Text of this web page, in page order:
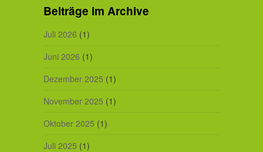
Beiträge im Archive
Juli 2026 (1)
Juni 2026 (1)
Dezember 2025 (1)
November 2025 (1)
Oktober 2025 (1)
Juli 2025 (1)